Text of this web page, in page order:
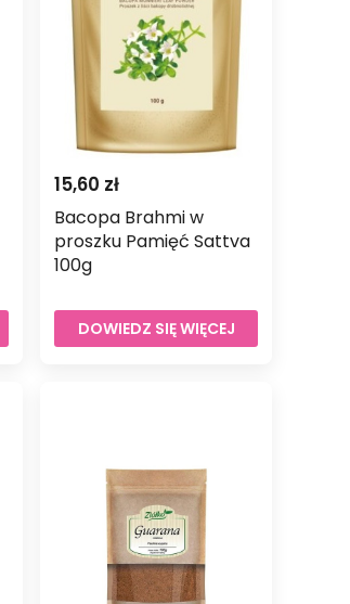
15,60 zł
Bacopa Brahmi w
proszku Pamięć Sattva
100g
DOWIEDZ SIĘ WIĘCEJ